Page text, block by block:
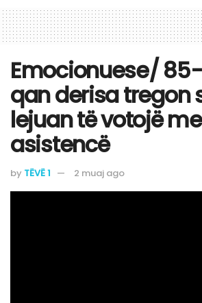
Emocionuese/
qan derisa tregon
lejuan të votojë me
asistencë
by TËVË 1 2 muaj ago